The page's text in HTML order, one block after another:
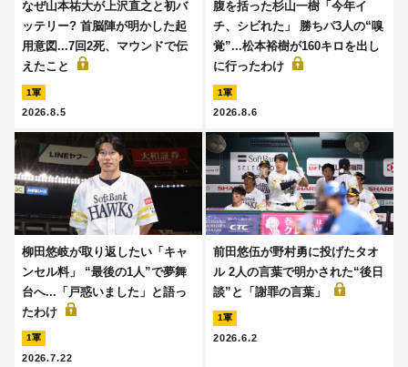
なぜ山本祐大が上沢直之と初バ
ッテリー? 首脳陣が明かした起
用意図...7回2死、マウンドで伝
えたこと
1軍
2026.8.5
腹を括った杉山一樹「今年イ
チ、シビれた」 勝ちパ3人の“嗅
覚”...松本裕樹が160キロを出し
に行ったわけ
1軍
2026.8.6
柳田悠岐が取り返したい「キャ
ンセル料」 “最後の1人”で夢舞
台へ...「戸惑いました」と語っ
たわけ
1軍
2026.7.22
前田悠伍が野村勇に投げたタオ
ル 2人の言葉で明かされた“後日
談”と「謝罪の言葉」
1軍
2026.6.2